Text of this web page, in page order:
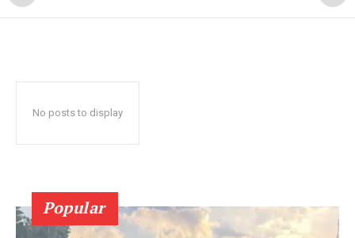
No posts to display
Popular